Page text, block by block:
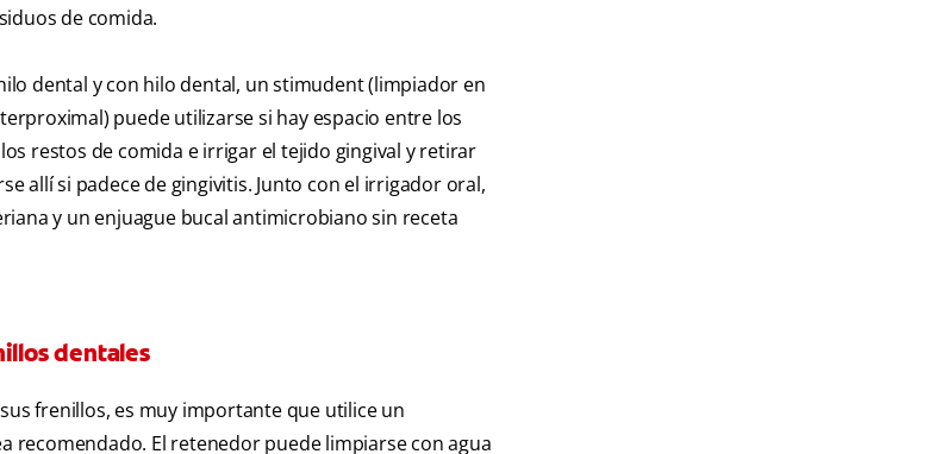
de comida.
dental y con hilo dental, un stimudent (limpiador en
puede utilizarse si hay espacio entre los
restos de comida e irrigar el tejido gingival y retirar
allí si padece de gingivitis. Junto con el irrigador oral,
y un enjuague bucal antimicrobiano sin receta
dentales
frenillos, es muy importante que utilice un
recomendado. El retenedor puede limpiarse con agua